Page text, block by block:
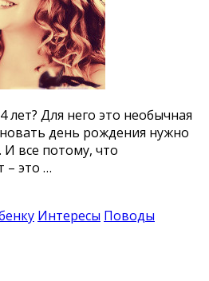
лет? Для него это необычная
день рождения нужно
И все потому, что
– это …
Интересы Поводы